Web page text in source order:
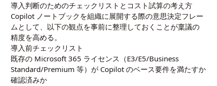
導入判断のためのチェックリストとコスト試算の考え方
Copilot ノートブックを組織に展開する際の意思決定フレー
ムとして、以下の観点を事前に整理しておくことが稟議の
精度を高める。
導入前チェックリスト
既存の Microsoft 365 ライセンス（E3/E5/Business
Standard/Premium 等）が Copilot のベース要件を満たすか
確認済みか